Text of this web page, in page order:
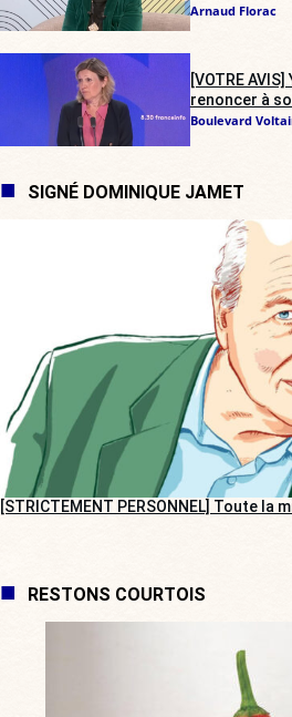
Arnaud Florac
[VOTRE
renoncer à
Boulevard
SIGNÉ DOMINIQUE JAMET
[STRICTEMENT PERSONNEL] Toute la
RESTONS COURTOIS